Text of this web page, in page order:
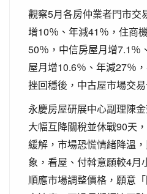
觀察5月各房仲業者門市交
增10％、年減41％，住商
50％，中信房屋月增7.1％
屋月增10.6％、年減27％
挫回穩後，中古屋市場交
永慶房屋研展中心副理陳
大幅互降關稅並休戰90天
緩解，市場恐慌情緒降溫
象，看屋、付斡意願較4月
順應市場調整價格，願意